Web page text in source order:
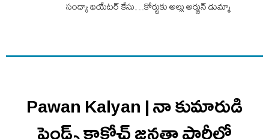
సంధ్యా థియేటర్ కేసు…కోర్టుకు అల్లు అర్జున్ డుమ్మా
Pawan Kalyan | నా కుమారుడి
ఫ్రెండ్స్ కాక్రోచ్ జనతా పార్టీలో